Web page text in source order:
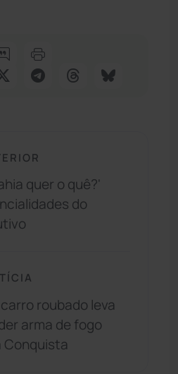
quer o quê?'
do
roubado leva
arma de fogo
Conquista